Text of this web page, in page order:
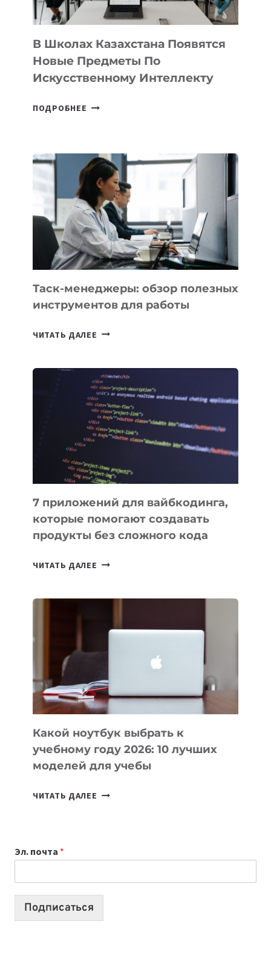
ПРОГРАММУ
ДЛЯ
ТЕХНОЛОГИЧЕСКИХ
В Школах Казахстана Появятся
Новые Предметы По
Искусственному Интеллекту
ПОДРОБНЕЕ
НОВЫЕ
ПРЕДМЕТЫ
ПО
ИСКУССТВЕННОМУ
ИНТЕЛЛЕКТУ
Таск-менеджеры: обзор полезных
инструментов для работы
ЧИТАТЬ ДАЛЕЕ ТАСК-
ПОЛЕЗНЫХ
ИНСТРУМЕНТОВ
ДЛЯ
РАБОТЫ
7 приложений для вайбкодинга,
которые помогают создавать
продукты без сложного кода
ЧИТАТЬ ДАЛЕЕ 7
ПОМОГАЮТ
СОЗДАВАТЬ
БЕЗ
СЛОЖНОГО
КОДА
Какой ноутбук выбрать к
учебному году 2026: 10 лучших
моделей для учебы
ЧИТАТЬ ДАЛЕЕ КАКОЙ
2026:
10
Эл. почта *
Подписаться